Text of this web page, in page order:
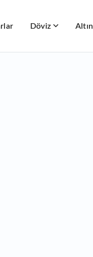
Döviz Altın